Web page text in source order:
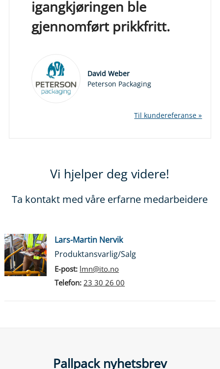
igangkjøringen ble
gjennomført prikkfritt.
David Weber
Peterson Packaging
Til kundereferanse »
Vi hjelper deg videre!
Ta kontakt med våre erfarne medarbeidere
Lars-Martin Nervik
Produktansvarlig/Salg
E-post: lmn@ito.no
Telefon: 23 30 26 00
Pallpack nyhetsbrev